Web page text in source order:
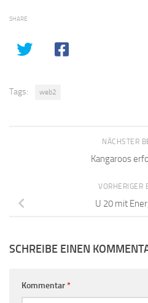
SHARE
Tags: web2
NÄCHSTER
Kangaroos
VORHERIGER
U 20 mit
SCHREIBE EINEN
Kommentar*